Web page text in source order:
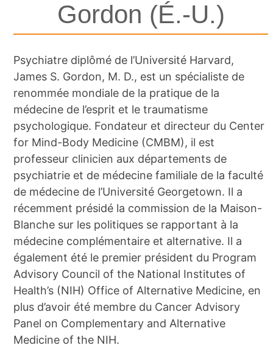
Gordon (É.-U.)
Psychiatre diplômé de l’Université Harvard,
James S. Gordon, M. D., est un spécialiste de
renommée mondiale de la pratique de la
médecine de l’esprit et le traumatisme
psychologique. Fondateur et directeur du Center
for Mind-Body Medicine (CMBM), il est
professeur clinicien aux départements de
psychiatrie et de médecine familiale de la faculté
de médecine de l’Université Georgetown. Il a
récemment présidé la commission de la Maison-
Blanche sur les politiques se rapportant à la
médecine complémentaire et alternative. Il a
également été le premier président du Program
Advisory Council of the National Institutes of
Health’s (NIH) Office of Alternative Medicine, en
plus d’avoir été membre du Cancer Advisory
Panel on Complementary and Alternative
Medicine of the NIH.